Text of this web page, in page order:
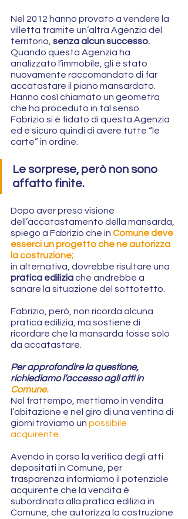
Nel 2012 hanno provato a vendere la
villetta tramite un’altra Agenzia del
territorio, senza alcun successo.
Quando questa Agenzia ha
analizzato l’immobile, gli è stato
nuovamente raccomandato di far
accatastare il piano mansardato.
Hanno così chiamato un geometra
che ha proceduto in tal senso.
Fabrizio si è fidato di questa Agenzia
ed è sicuro quindi di avere tutte “le
carte” in ordine.
Le sorprese, però non sono
affatto finite.
Dopo aver preso visione
dell’accatastamento della mansarda,
spiego a Fabrizio che in Comune deve
esserci un progetto che ne autorizza
la costruzione;
in alternativa, dovrebbe risultare una
pratica edilizia che andrebbe a
sanare la situazione del sottotetto.
Fabrizio, però, non ricorda alcuna
pratica edilizia, ma sostiene di
ricordare che la mansarda fosse solo
da accatastare.
Per approfondire la questione,
richiediamo l’accesso agli atti in
Comune.
Nel frattempo, mettiamo in vendita
l’abitazione e nel giro di una ventina di
giorni troviamo un possibile
acquirente.
Avendo in corso la verifica degli atti
depositati in Comune, per
trasparenza informiamo il potenziale
acquirente che la vendita è
subordinata alla pratica edilizia in
Comune, che autorizza la costruzione